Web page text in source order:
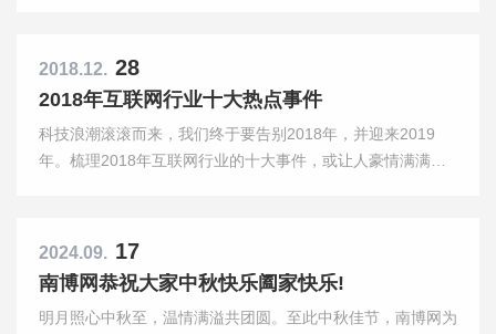
2018.12. 28
2018年互联网行业十大热点事件
科技浪潮滚滚而来，我们终于要告别2018年，并迎来2019
年。梳理2018年互联网行业的十大事件，或让人豪情满满，
留下了哪些经典又深刻的记忆呢？
2024.09. 17
南博网恭祝大家中秋快乐阖家快乐!
明月照心中秋至，温情满溢共团圆。至此中秋佳节，南博网为